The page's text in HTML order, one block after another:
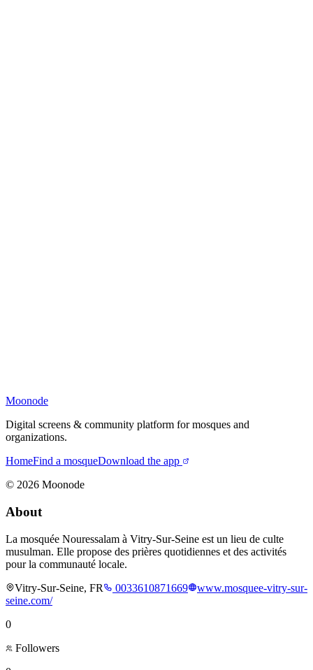
Moonode
Digital screens & community platform for mosques and
organizations.
HomeFind a mosqueDownload the app
© 2026 Moonode
About
La mosquée Nouressalam à Vitry-Sur-Seine est un lieu de culte
musulman. Elle propose des prières quotidiennes et des activités
pour la communauté locale.
Vitry-Sur-Seine, FR
0033610871669
www.mosquee-vitry-sur-
seine.com/
0
Followers